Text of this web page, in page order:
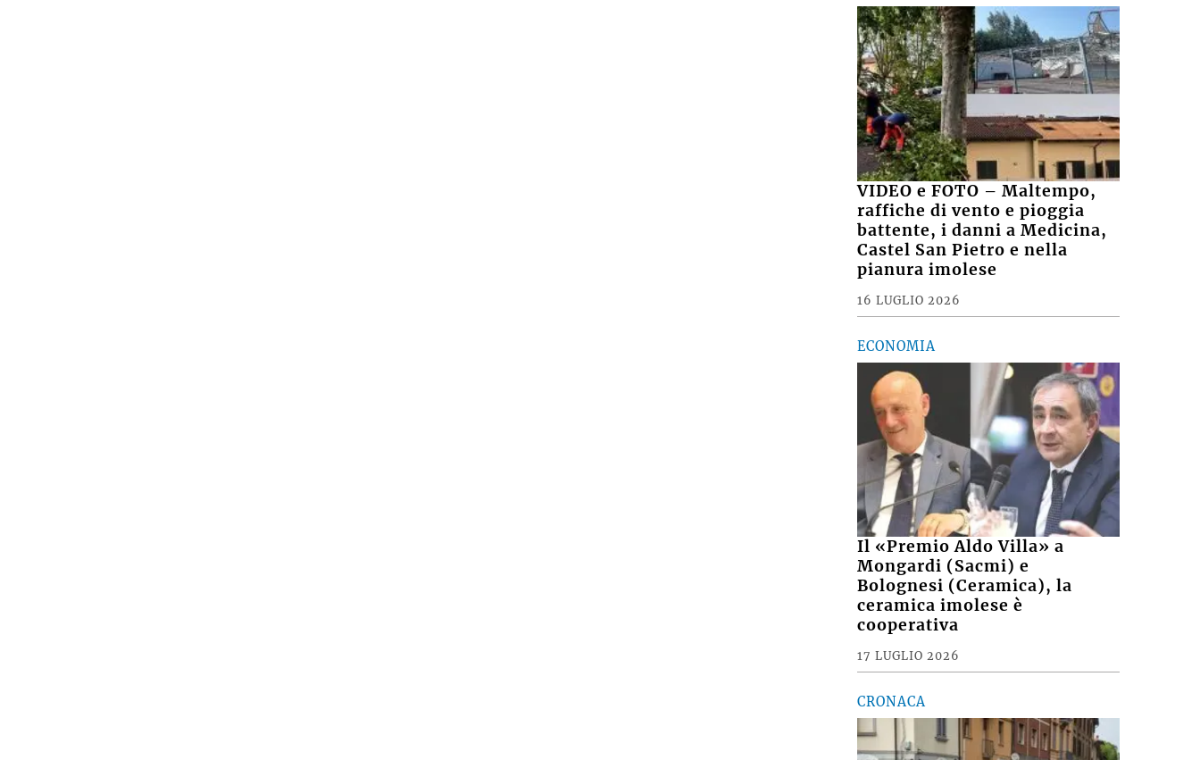
VIDEO e FOTO – Maltempo,
raffiche di vento e pioggia
battente, i danni a Medicina,
Castel San Pietro e nella
pianura imolese
16 LUGLIO 2026
ECONOMIA
Il «Premio Aldo Villa» a
Mongardi (Sacmi) e
Bolognesi (Ceramica), la
ceramica imolese è
cooperativa
17 LUGLIO 2026
CRONACA